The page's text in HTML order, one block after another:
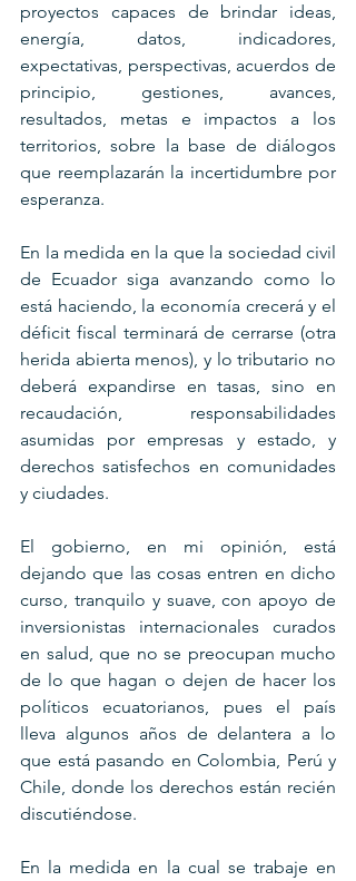
proyectos capaces de brindar ideas,
energía, datos, indicadores,
expectativas, perspectivas, acuerdos de
principio, gestiones, avances,
resultados, metas e impactos a los
territorios, sobre la base de diálogos
que reemplazarán la incertidumbre por
esperanza.
En la medida en la que la sociedad civil
de Ecuador siga avanzando como lo
está haciendo, la economía crecerá y el
déficit fiscal terminará de cerrarse (otra
herida abierta menos), y lo tributario no
deberá expandirse en tasas, sino en
recaudación, responsabilidades
asumidas por empresas y estado, y
derechos satisfechos en comunidades
y ciudades.
El gobierno, en mi opinión, está
dejando que las cosas entren en dicho
curso, tranquilo y suave, con apoyo de
inversionistas internacionales curados
en salud, que no se preocupan mucho
de lo que hagan o dejen de hacer los
políticos ecuatorianos, pues el país
lleva algunos años de delantera a lo
que está pasando en Colombia, Perú y
Chile, donde los derechos están recién
discutiéndose.
En la medida en la cual se trabaje en